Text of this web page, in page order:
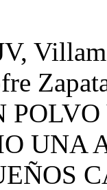
UNA